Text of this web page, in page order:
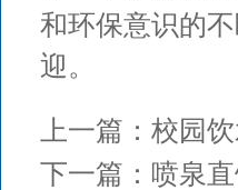
和环保意识的
迎。
上一篇： 校园
下一篇： 喷泉